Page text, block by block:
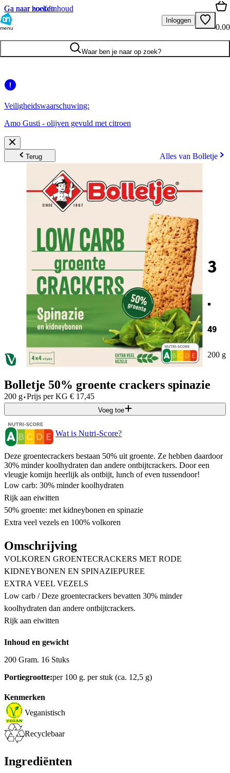
Ga naar hoofdinhoud
Ga naar zoeken
menu
Inloggen
0.00
Waar ben je naar op zoek?
Veiligheidswaarschuwing:
Amo Gusti - olijven gevuld met citroen
Terug Alles van Bolletje
3
.
49
200 g
Bolletje 50% groente crackers spinazie
200 g·Prijs per KG € 17,45
Voeg toe
Wat is Nutri-Score?
Deze groentecrackers bestaan 50% uit groente. Ze hebben daardoor
30% minder koolhydraten dan andere ontbijtcrackers. Door een
vleugje komijn heerlijk als ontbijt, lunch of even tussendoor!
Low carb: 30% minder koolhydraten
Rijk aan eiwitten
50% groente: met kidneybonen en spinazie
Extra veel vezels en 100% volkoren
Omschrijving
VOLKOREN GROENTECRACKERS MET RODE
KIDNEYBONEN EN SPINAZIEPUREE
EXTRA VEEL VEZELS
Low carb / Deze groentecrackers bevatten 30% minder
koolhydraten dan andere ontbijtcrackers.
Rijk aan eiwitten
Inhoud en gewicht
200 Gram. 16 Stuks
Portiegrootte:per 100 g. per stuk (ca. 12,5 g)
Kenmerken
Veganistisch
Recyclebaar
Ingrediënten